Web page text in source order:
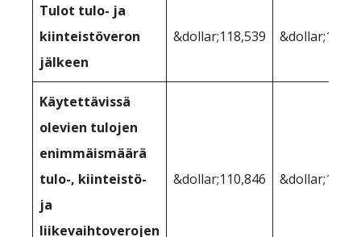
Tulot tulo- ja
kiinteistöveron
jälkeen
&dollar;118,539
Käytettävissä
olevien tulojen
enimmäismäärä
tulo-, kiinteistö-
ja
liikevaihtoverojen
&dollar;110,846